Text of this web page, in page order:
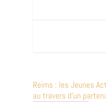
Reims : les Jeunes
au travers d’un